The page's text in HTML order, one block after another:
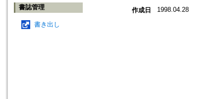
書誌管理
書き出し
作成日 1998.04.28